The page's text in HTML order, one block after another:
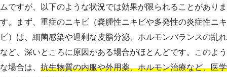
ムですが、以下のような状況では効果が限られることがありま
す。まず、重症のニキビ（嚢腫性ニキビや多発性の炎症性ニキ
ビ）は、細菌感染や過剰な皮脂分泌、ホルモンバランスの乱れ
など、深いところに原因がある場合がほとんどです。このよう
な場合は、 抗生物質の内服や外用薬、ホルモン治療など、医学